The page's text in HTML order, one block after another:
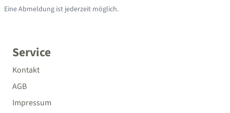
Service
Kontakt
AGB
Impressum
Eine Abmeldung ist jederzeit möglich.